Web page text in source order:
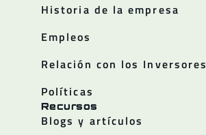
Historia de la empresa
Empleos
Relación con los Inversores
Políticas
Recursos
Blogs y artículos